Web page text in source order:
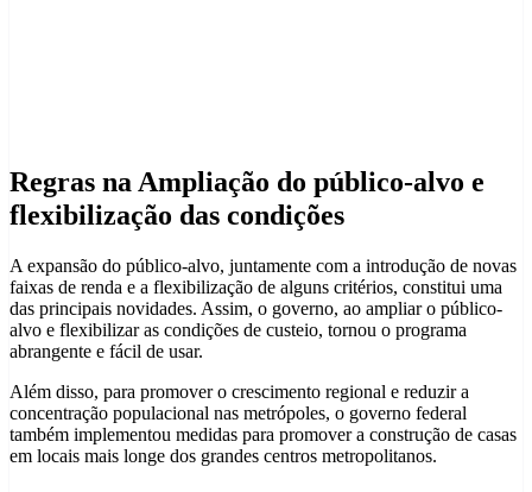
Regras na Ampliação do público-alvo e
flexibilização das condições
A expansão do público-alvo, juntamente com a introdução de novas
faixas de renda e a flexibilização de alguns critérios, constitui uma
das principais novidades. Assim, o governo, ao ampliar o público-
alvo e flexibilizar as condições de custeio, tornou o programa
abrangente e fácil de usar.
Além disso, para promover o crescimento regional e reduzir a
concentração populacional nas metrópoles, o governo federal
também implementou medidas para promover a construção de casas
em locais mais longe dos grandes centros metropolitanos.